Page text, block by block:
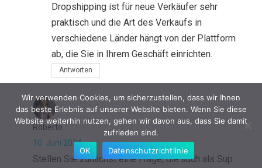
Dropshipping ist für neue Verkäufer sehr
praktisch und die Art des Verkaufs in
verschiedene Länder hängt von der Plattform
ab, die Sie in Ihrem Geschäft einrichten.
Antworten
Roberto
10. Juni 2024
Stellen Sie zunächst eine Frage, die auch als Sup
Wir verwenden Cookies, um sicherzustellen, dass wir Ihnen
das beste Erlebnis auf unserer Website bieten. Wenn Sie diese
Website weiterhin nutzen, gehen wir davon aus, dass Sie damit
zufrieden sind.
OK
Datenschutzrichtlinie